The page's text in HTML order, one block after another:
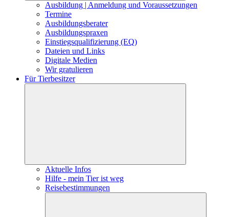
Ausbildung | Anmeldung und Voraussetzungen
Termine
Ausbildungsberater
Ausbildungspraxen
Einstiegsqualifizierung (EQ)
Dateien und Links
Digitale Medien
Wir gratulieren
Für Tierbesitzer
Aktuelle Infos
Hilfe - mein Tier ist weg
Reisebestimmungen